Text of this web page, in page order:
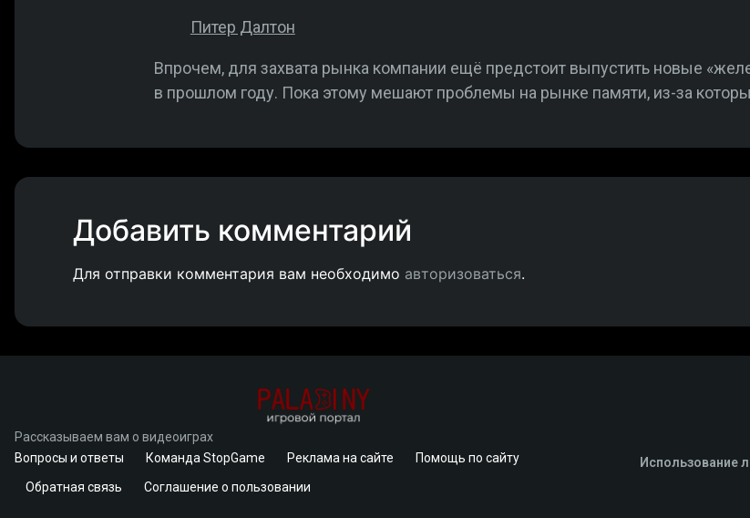
Питер Далтон
Впрочем, для захвата рынка компании ещё предстоит выпустить новые
в прошлом году. Пока этому мешают проблемы на рынке памяти, из-за
Добавить комментарий
Для отправки комментария вам необходимо авторизоваться.
Рассказываем вам о видеоиграх
Вопросы и ответы
Команда StopGame Реклама на сайте
Помощь по сайту
Обратная связь
Соглашение о пользовании
Использование